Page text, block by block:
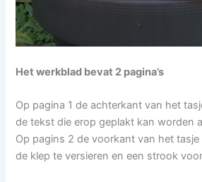
Het werkblad bevat 2 pagina’s
Op pagina 1 de achterkant van het
de tekst die erop geplakt kan worden
Op pagins 2 de voorkant van het tasje
de klep te versieren en een strook